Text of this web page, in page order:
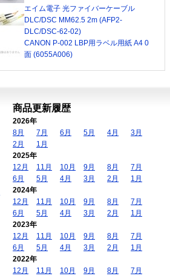
エイム電子 光ファイバーケーブル
DLC/DSC MM62.5 2m (AFP2-
DLC/DSC-62-02)
CANON P-002 LBP用ラベル用紙 A4 0
面 (6055A006)
商品更新履歴
2026年
8月
7月 6月 5月 4月
3月
2月
1月
2025年
12月
11月 10月 9月 8月
7月
6月
5月 4月 3月 2月
1月
2024年
12月
11月 10月 9月 8月
7月
6月
5月 4月 3月 2月
1月
2023年
12月
11月 10月 9月 8月
7月
6月
5月 4月 3月 2月
1月
2022年
12月
11月 10月 9月 8月
7月